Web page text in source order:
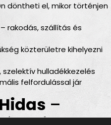
döntheti el, mikor történjen
– rakodás, szállítás és
közterületre kihelyezni
szelektív hulladékkezelés
felfordulással jár
Hidas –